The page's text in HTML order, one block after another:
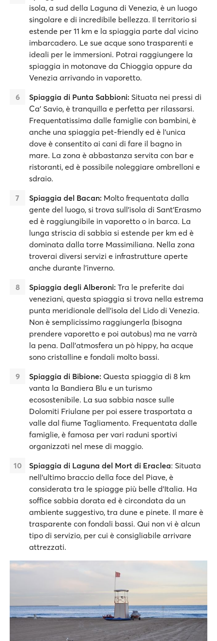
isola, a sud della Laguna di Venezia, è un luogo
singolare e di incredibile bellezza. Il territorio si
estende per 11 km e la spiaggia parte dal vicino
imbarcadero. Le sue acque sono trasparenti e
ideali per le immersioni. Potrai raggiungere la
spiaggia in motonave da Chioggia oppure da
Venezia arrivando in vaporetto.
Spiaggia di Punta Sabbioni: Situata nei pressi di
Ca’ Savio, è tranquilla e perfetta per rilassarsi.
Frequentatissima dalle famiglie con bambini, è
anche una spiaggia pet-friendly ed è l’unica
dove è consentito ai cani di fare il bagno in
mare. La zona è abbastanza servita con bar e
ristoranti, ed è possibile noleggiare ombrelloni e
sdraio.
Spiaggia del Bacan: Molto frequentata dalla
gente del luogo, si trova sull'isola di Sant'Erasmo
ed è raggiungibile in vaporetto o in barca. La
lunga striscia di sabbia si estende per km ed è
dominata dalla torre Massimiliana. Nella zona
troverai diversi servizi e infrastrutture aperte
anche durante l'inverno.
Spiaggia degli Alberoni: Tra le preferite dai
veneziani, questa spiaggia si trova nella estrema
punta meridionale dell'isola del Lido di Venezia.
Non è semplicissimo raggiungerla (bisogna
prendere vaporetto e poi autobus) ma ne varrà
la pena. Dall'atmosfera un pò hippy, ha acque
sono cristalline e fondali molto bassi.
Spiaggia di Bibione: Questa spiaggia di 8 km
vanta la Bandiera Blu e un turismo
ecosostenibile. La sua sabbia nasce sulle
Dolomiti Friulane per poi essere trasportata a
valle dal fiume Tagliamento. Frequentata dalle
famiglie, è famosa per vari raduni sportivi
organizzati nel mese di maggio.
Spiaggia di Laguna del Mort di Eraclea: Situata
nell'ultimo braccio della foce del Piave, è
considerata tra le spiagge più belle d'Italia. Ha
soffice sabbia dorata ed è circondata da un
ambiente suggestivo, tra dune e pinete. Il mare è
trasparente con fondali bassi. Qui non vi è alcun
tipo di servizio, per cui è consigliabile arrivare
attrezzati.